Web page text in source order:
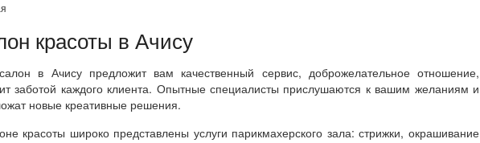
красоты в Ачису
в Ачису предложит вам качественный сервис, доброжелательное отношение,
заботой каждого клиента. Опытные специалисты прислушаются к вашим желаниям и
новые креативные решения.
красоты широко представлены услуги парикмахерского зала: стрижки, окрашивание